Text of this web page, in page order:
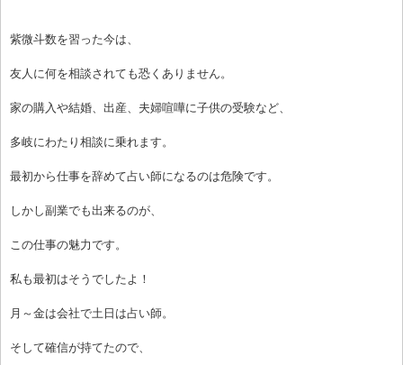
紫微斗数を習った今は、
友人に何を相談されても恐くありません。
家の購入や結婚、出産、夫婦喧嘩に子供の受験など、
多岐にわたり相談に乗れます。
最初から仕事を辞めて占い師になるのは危険です。
しかし副業でも出来るのが、
この仕事の魅力です。
私も最初はそうでしたよ！
月～金は会社で土日は占い師。
そして確信が持てたので、